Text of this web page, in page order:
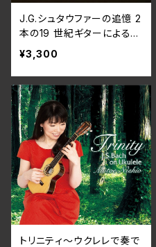
J.G.シュタウファーの追憶 2
本の19 世紀ギターによる作
品集/長谷川郁夫（テルツギ
ター）、植木和輝（プライムギ
ター） WNCD-1055(仕様:
CD)
¥3,300
トリニティ～ウクレレで奏で